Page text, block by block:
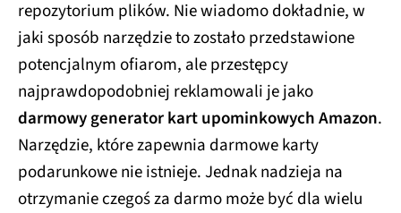
repozytorium plików. Nie wiadomo dokładnie, w
jaki sposób narzędzie to zostało przedstawione
potencjalnym ofiarom, ale przestępcy
najprawdopodobniej reklamowali je jako
darmowy generator kart upominkowych Amazon.
Narzędzie, które zapewnia darmowe karty
podarunkowe nie istnieje. Jednak nadzieja na
otrzymanie czegoś za darmo może być dla wielu